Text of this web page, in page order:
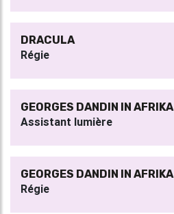
DRACULA
Régie
GEORGES DANDIN IN AFRIKA
Assistant lumière
GEORGES DANDIN IN AFRIKA
Régie